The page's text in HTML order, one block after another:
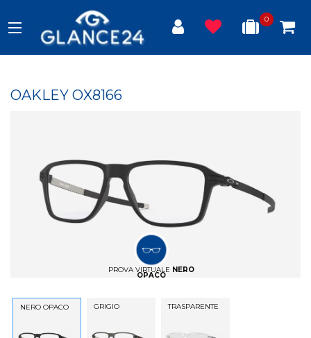
0
OAKLEY OX8166
PROVA VIRTUALE NERO
OPACO
NERO OPACO GRIGIO TRASPARENTE